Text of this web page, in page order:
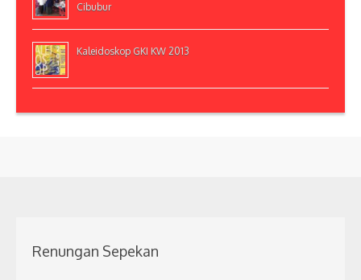
Cibubur
Kaleidoskop GKI KW 2013
Renungan Sepekan